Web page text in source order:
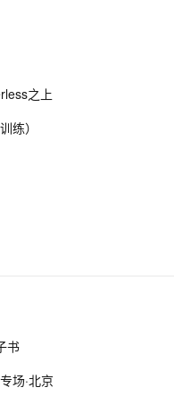
调用7000+开源
之上
练）
书
场·北京